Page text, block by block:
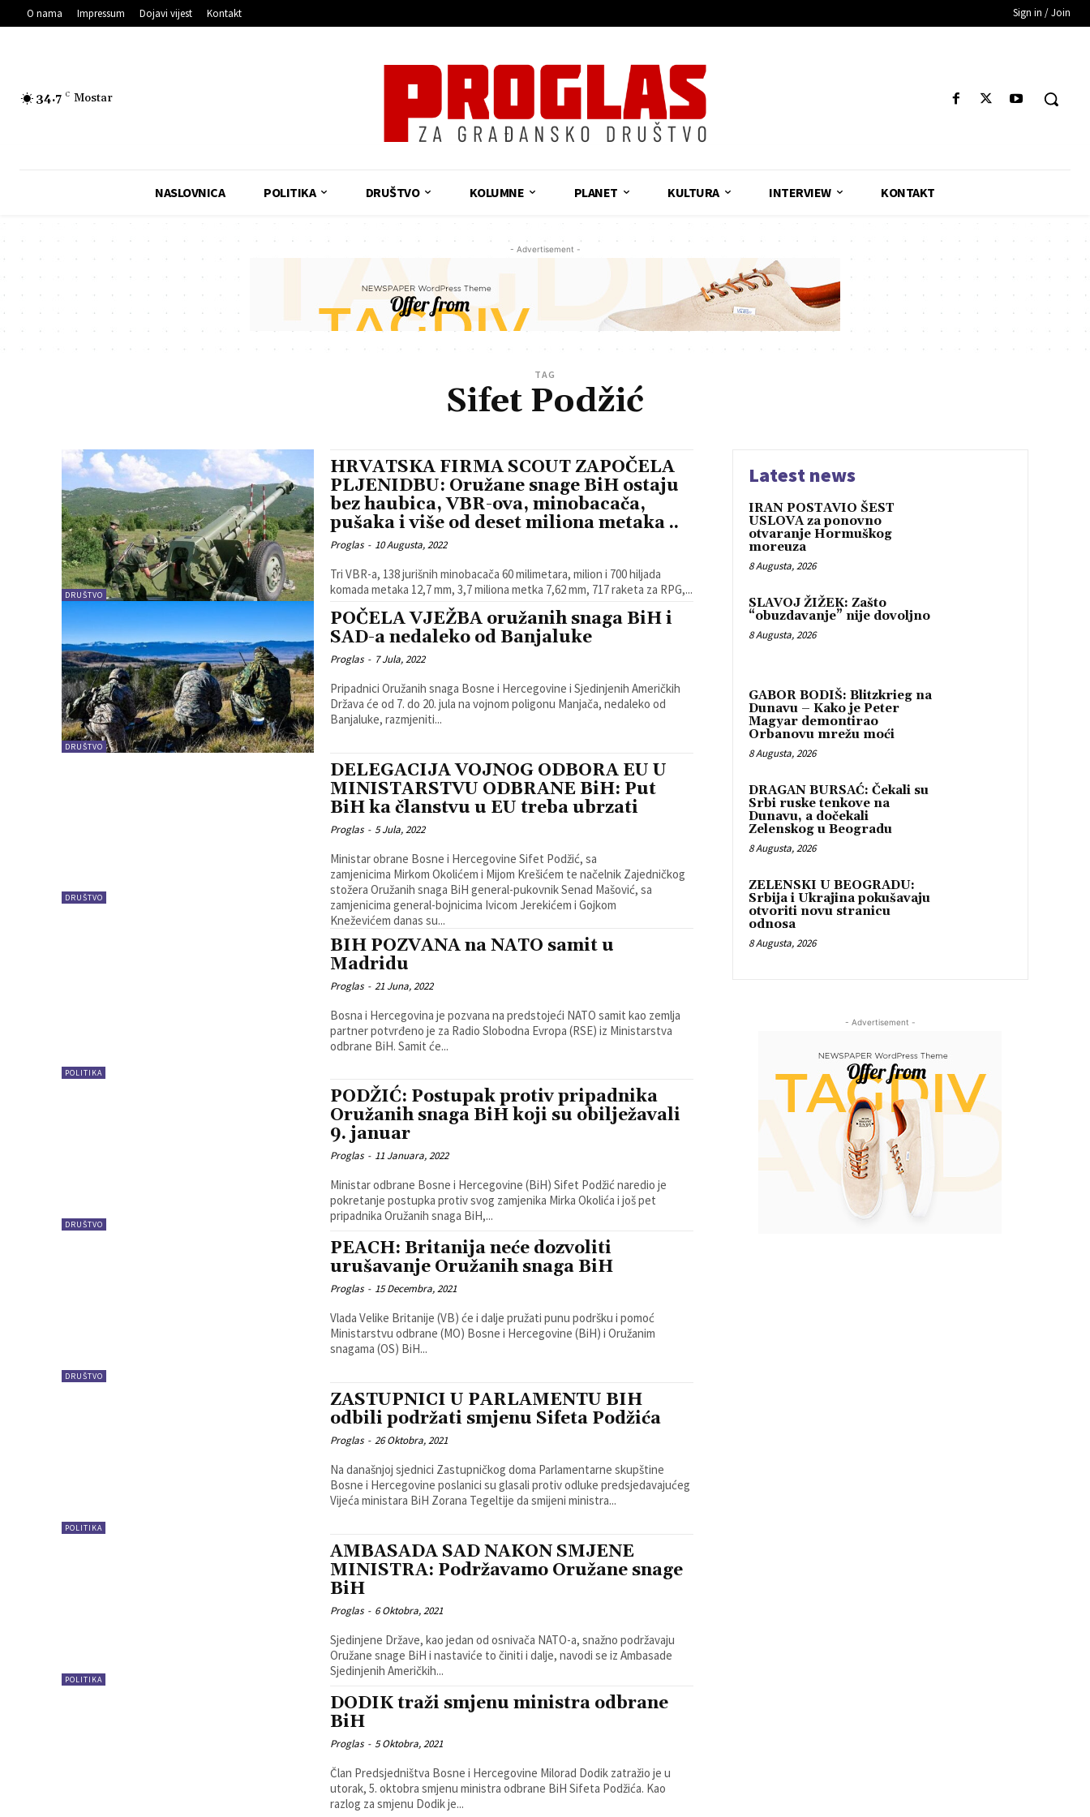
O nama Impressum Dojavi vijest Kontakt Sign in / Join
34.7 C Mostar
NASLOVNICA POLITIKA DRUŠTVO KOLUMNE PLANET KULTURA INTERVIEW KONTAKT
- Advertisement -
TAG
Sifet Podžić
DRUŠTVO
HRVATSKA FIRMA SCOUT ZAPOČELA
PLJENIDBU: Oružane snage BiH ostaju
bez haubica, VBR-ova, minobacača,
pušaka i više od deset miliona metaka ..
Proglas - 10 Augusta, 2022
Tri VBR-a, 138 jurišnih minobacača 60 milimetara, milion i 700 hiljada
komada metaka 12,7 mm, 3,7 miliona metka 7,62 mm, 717 raketa za RPG,...
DRUŠTVO
POČELA VJEŽBA oružanih snaga BiH i
SAD-a nedaleko od Banjaluke
Proglas - 7 Jula, 2022
Pripadnici Oružanih snaga Bosne i Hercegovine i Sjedinjenih Američkih
Država će od 7. do 20. jula na vojnom poligonu Manjača, nedaleko od
Banjaluke, razmjeniti...
DRUŠTVO
DELEGACIJA VOJNOG ODBORA EU U
MINISTARSTVU ODBRANE BiH: Put
BiH ka članstvu u EU treba ubrzati
Proglas - 5 Jula, 2022
Ministar obrane Bosne i Hercegovine Sifet Podžić, sa
zamjenicima Mirkom Okolićem i Mijom Krešićem te načelnik Zajedničkog
stožera Oružanih snaga BiH general-pukovnik Senad Mašović, sa
zamjenicima general-bojnicima Ivicom Jerekićem i Gojkom
Kneževićem danas su...
POLITIKA
BIH POZVANA na NATO samit u
Madridu
Proglas - 21 Juna, 2022
Bosna i Hercegovina je pozvana na predstojeći NATO samit kao zemlja
partner potvrđeno je za Radio Slobodna Evropa (RSE) iz Ministarstva
odbrane BiH. Samit će...
DRUŠTVO
PODŽIĆ: Postupak protiv pripadnika
Oružanih snaga BiH koji su obilježavali
9. januar
Proglas - 11 Januara, 2022
Ministar odbrane Bosne i Hercegovine (BiH) Sifet Podžić naredio je
pokretanje postupka protiv svog zamjenika Mirka Okolića i još pet
pripadnika Oružanih snaga BiH,...
DRUŠTVO
PEACH: Britanija neće dozvoliti
urušavanje Oružanih snaga BiH
Proglas - 15 Decembra, 2021
Vlada Velike Britanije (VB) će i dalje pružati punu podršku i pomoć
Ministarstvu odbrane (MO) Bosne i Hercegovine (BiH) i Oružanim
snagama (OS) BiH...
POLITIKA
ZASTUPNICI U PARLAMENTU BIH
odbili podržati smjenu Sifeta Podžića
Proglas - 26 Oktobra, 2021
Na današnjoj sjednici Zastupničkog doma Parlamentarne skupštine
Bosne i Hercegovine poslanici su glasali protiv odluke predsjedavajućeg
Vijeća ministara BiH Zorana Tegeltije da smijeni ministra...
POLITIKA
AMBASADA SAD NAKON SMJENE
MINISTRA: Podržavamo Oružane snage
BiH
Proglas - 6 Oktobra, 2021
Sjedinjene Države, kao jedan od osnivača NATO-a, snažno podržavaju
Oružane snage BiH i nastaviće to činiti i dalje, navodi se iz Ambasade
Sjedinjenih Američkih...
DODIK traži smjenu ministra odbrane
BiH
Proglas - 5 Oktobra, 2021
Član Predsjedništva Bosne i Hercegovine Milorad Dodik zatražio je u
utorak, 5. oktobra smjenu ministra odbrane BiH Sifeta Podžića. Kao
razlog za smjenu Dodik je...
Latest news
IRAN POSTAVIO ŠEST
USLOVA za ponovno
otvaranje Hormuškog
moreuza
8 Augusta, 2026
SLAVOJ ŽIŽEK: Zašto
“obuzdavanje” nije dovoljno
8 Augusta, 2026
GABOR BODIŠ: Blitzkrieg na
Dunavu – Kako je Peter
Magyar demontirao
Orbanovu mrežu moći
8 Augusta, 2026
DRAGAN BURSAĆ: Čekali su
Srbi ruske tenkove na
Dunavu, a dočekali
Zelenskog u Beogradu
8 Augusta, 2026
ZELENSKI U BEOGRADU:
Srbija i Ukrajina pokušavaju
otvoriti novu stranicu
odnosa
8 Augusta, 2026
- Advertisement -